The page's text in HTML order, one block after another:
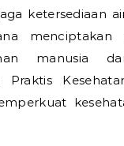
ketersediaan
menciptakan
manusia
Praktis